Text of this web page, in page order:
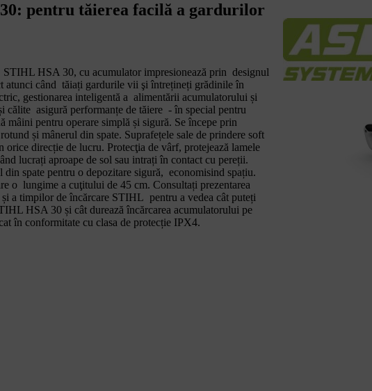
pentru tăierea facilă a gardurilor
HSA 30, cu acumulator impresionează prin designul
atunci când tăiați gardurile vii şi întrețineți grădinile în
gestionarea inteligentă a alimentării acumulatorului și
călite asigură performanțe de tăiere - în special pentru
pentru operare simplă și sigură. Se începe prin
și mânerul din spate. Suprafețele sale de prindere soft
orice direcție de lucru. Protecţia de vârf, protejează lamele
lucrați aproape de sol sau intrați în contact cu pereții.
spate pentru o depozitare sigură, economisind spațiu.
o lungime a cuţitului de 45 cm. Consultați prezentarea
a timpilor de încărcare STIHL pentru a vedea cât puteți
HSA 30 și cât durează încărcarea acumulatorului pe
în conformitate cu clasa de protecție IPX4.